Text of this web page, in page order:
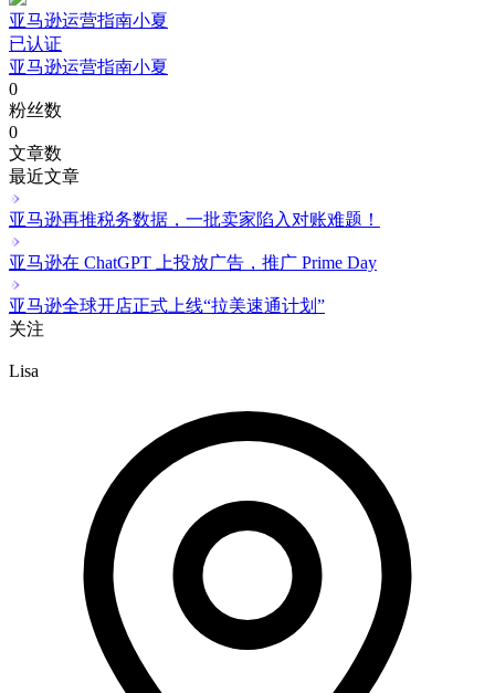
亚马逊运营指南小夏
已认证
亚马逊运营指南小夏
0
粉丝数
0
文章数
最近文章
亚马逊再推税务数据，一批卖家陷入对账难题！
亚马逊在 ChatGPT 上投放广告，推广 Prime Day
亚马逊全球开店正式上线“拉美速通计划”
关注
Lisa